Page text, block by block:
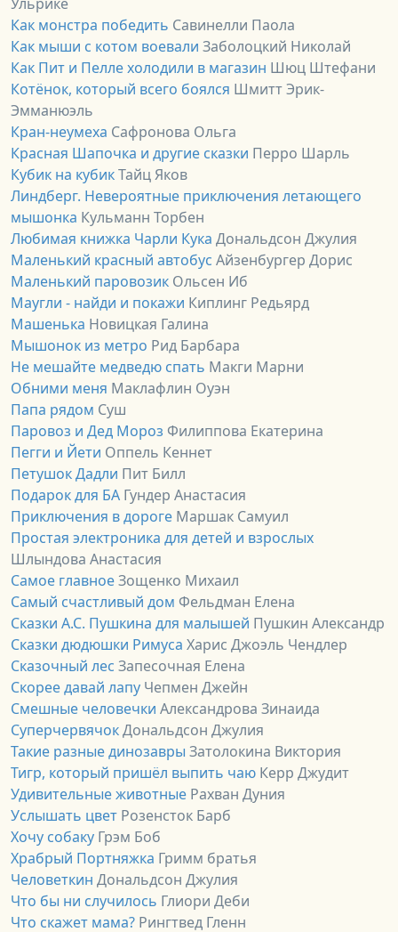
Как монстра победить Савинелли Паола
Как мыши с котом воевали Заболоцкий Николай
Как Пит и Пелле холодили в магазин Шюц Штефани
Котёнок, который всего боялся Шмитт Эрик-
Эмманюэль
Кран-неумеха Сафронова Ольга
Красная Шапочка и другие сказки Перро Шарль
Кубик на кубикТайц Яков
Линдберг. Невероятные приключения летающего
мышонка Кульманн Торбен
Любимая книжка Чарли Кука Дональдсон Джулия
Маленький красный автобус Айзенбургер Дорис
Маленький паровозик Ольсен Иб
Маугли - найди и покажи Киплинг Редьярд
Машенька Новицкая Галина
Мышонок из метро Рид Барбара
Не мешайте медведю спать Макги Марни
Обними меня Маклафлин Оуэн
Папа рядом Суш
Паровоз и Дед Мороз Филиппова Екатерина
Пегги и Йети Оппель Кеннет
Петушок Дадли Пит Билл
Подарок для БА Гундер Анастасия
Приключения в дороге Маршак Самуил
Простая электроника для детей и взрослых
Шлындова Анастасия
Самое главноеЗощенко Михаил
Самый счастливый дом Фельдман Елена
Сказки А.С. Пушкина для малышей Пушкин Александр
Сказки дюдюшки Римуса Харис Джоэль Чендлер
Сказочный лес Запесочная Елена
Скорее давай лапу Чепмен Джейн
Смешные человечки Александрова Зинаида
СуперчервячокДональдсон Джулия
Такие разные динозавры Затолокина Виктория
Тигр, который пришёл выпить чаю Керр Джудит
Удивительные животные Рахван Дуния
Услышать цвет Розенсток Барб
Хочу собаку Грэм Боб
Храбрый Портняжка Гримм братья
Человеткин Дональдсон Джулия
Что бы ни случилось Глиори Деби
Что скажет мама? Рингтвед Гленн